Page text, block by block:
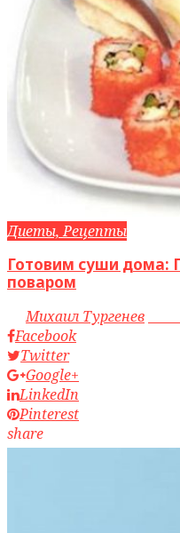
Диеты, Рецепты
Готовим суши дома:
поваром
byМихаил Тургенев
Facebook
Twitter
Google+
LinkedIn
Pinterest
share